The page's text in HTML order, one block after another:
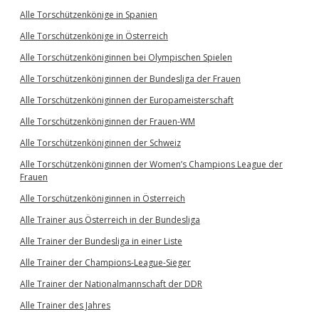
Alle Torschützenkönige in Spanien
Alle Torschützenkönige in Österreich
Alle Torschützenköniginnen bei Olympischen Spielen
Alle Torschützenköniginnen der Bundesliga der Frauen
Alle Torschützenköniginnen der Europameisterschaft
Alle Torschützenköniginnen der Frauen-WM
Alle Torschützenköniginnen der Schweiz
Alle Torschützenköniginnen der Women’s Champions League der
Frauen
Alle Torschützenköniginnen in Österreich
Alle Trainer aus Österreich in der Bundesliga
Alle Trainer der Bundesliga in einer Liste
Alle Trainer der Champions-League-Sieger
Alle Trainer der Nationalmannschaft der DDR
Alle Trainer des Jahres